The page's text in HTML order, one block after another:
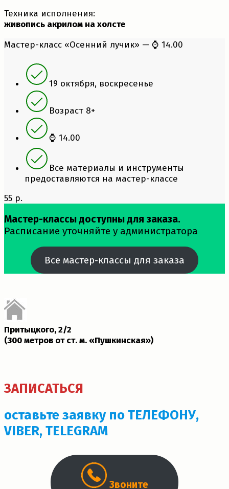
Техника исполнения:
живопись акрилом на холсте
Мастер-класс «Осенний лучик» — ⌚ 14.00
19 октября, воскресенье
Возраст 8+
⌚ 14.00
Все материалы и инструменты
предоставляются на мастер-классе
55 р.
Мастер-классы доступны для заказа.
Расписание уточняйте у администратора
Все мастер-классы для заказа
Притыцкого, 2/2
(300 метров от ст. м. «Пушкинская»)­
ЗАПИСАТЬСЯ
оставьте заявку по ТЕЛЕФОНУ,
VIBER, TELEGRAM
Звоните